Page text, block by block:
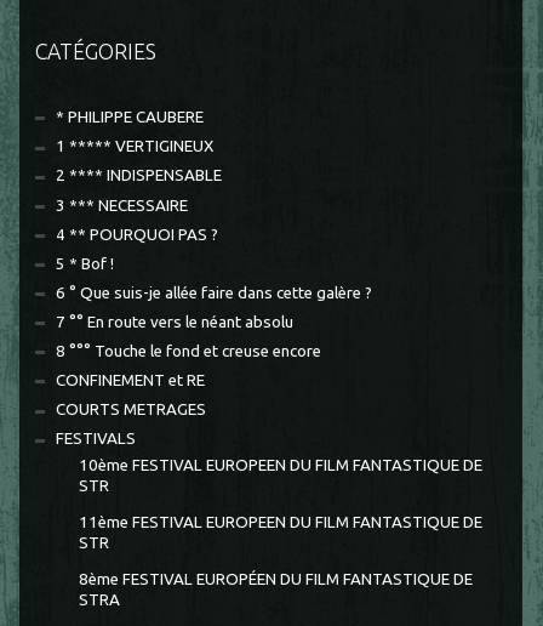
CATÉGORIES
* PHILIPPE CAUBERE
1 ***** VERTIGINEUX
2 **** INDISPENSABLE
3 *** NECESSAIRE
4 ** POURQUOI PAS ?
5 * Bof !
6 ° Que suis-je allée faire dans cette galère ?
7 °° En route vers le néant absolu
8 °°° Touche le fond et creuse encore
CONFINEMENT et RE
COURTS METRAGES
FESTIVALS
10ème FESTIVAL EUROPEEN DU FILM FANTASTIQUE DE
STR
11ème FESTIVAL EUROPEEN DU FILM FANTASTIQUE DE
STR
8ème FESTIVAL EUROPÉEN DU FILM FANTASTIQUE DE
STRA